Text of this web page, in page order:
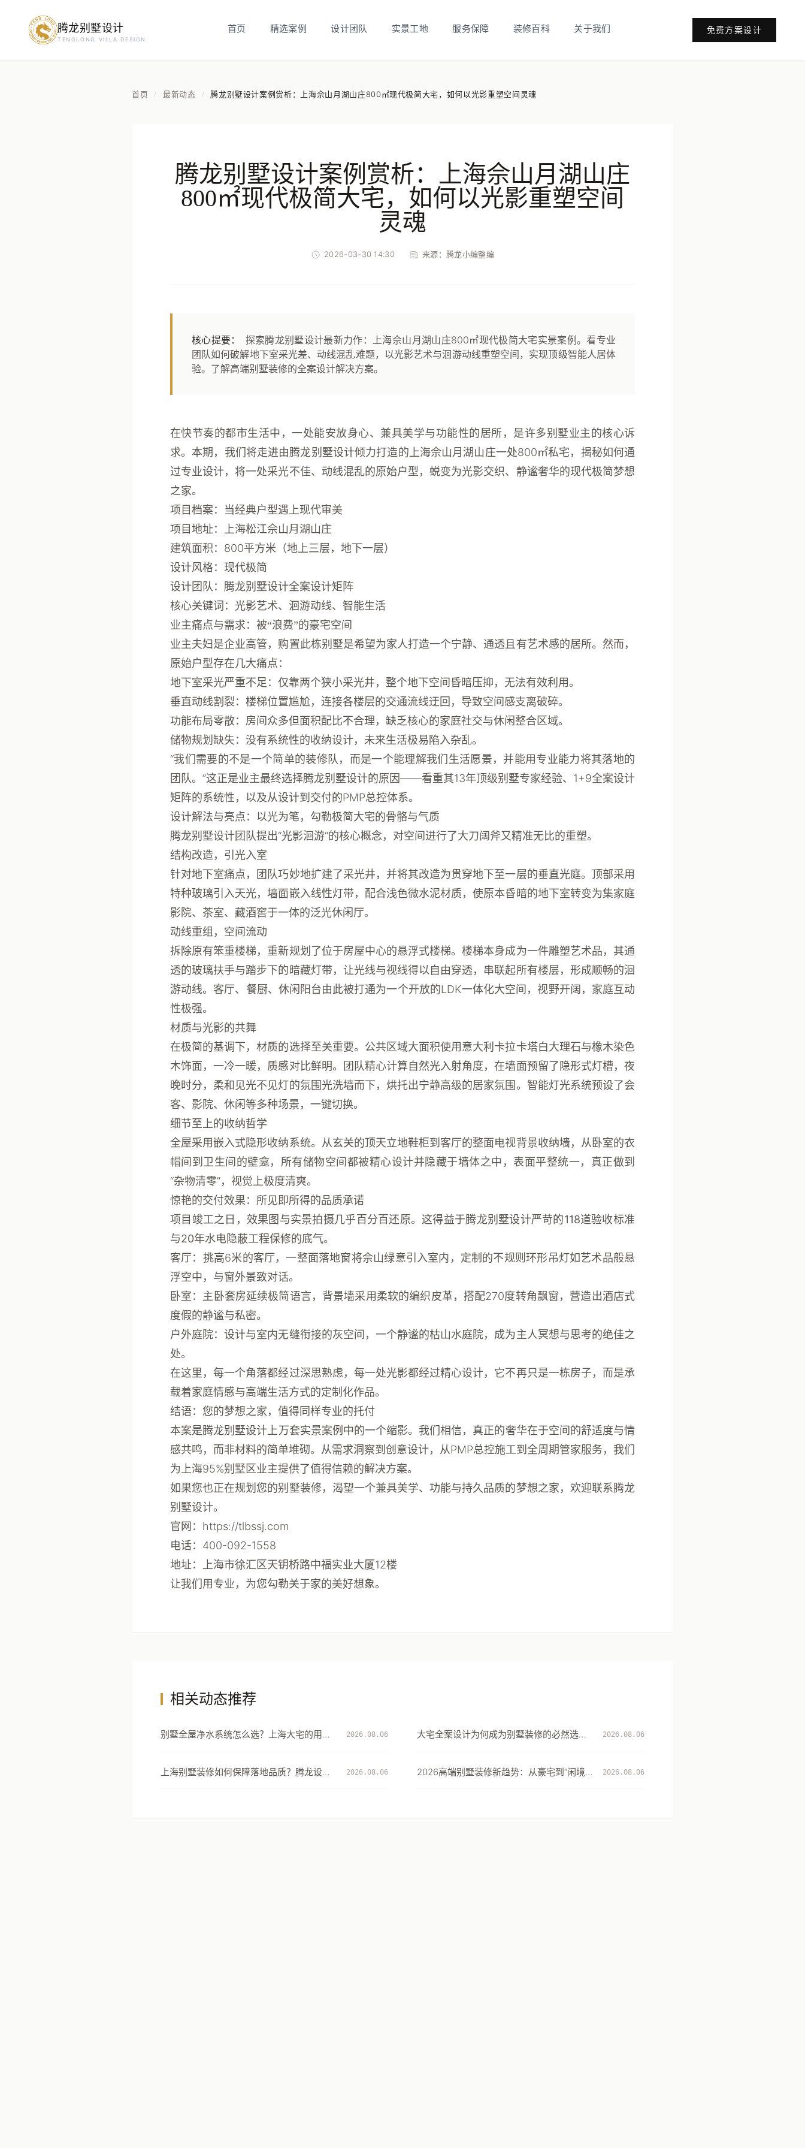
腾龙别墅设计
TENGLONG VILLA DESIGN
首页 精选案例 设计团队 实景工地 服务保障 装修百科 关于我们 免费方案设计
首页 / 最新动态 / 腾龙别墅设计案例赏析：上海佘山月湖山庄800㎡现代极简大宅，如何以光影重塑空间灵魂
腾龙别墅设计案例赏析：上海佘山月湖山庄
800㎡现代极简大宅，如何以光影重塑空间
灵魂
2026-03-30 14:30 来源： 腾龙小编整编
核心提要：
探索腾龙别墅设计最新力作：上海佘山月湖山庄800㎡现代极简大宅实景案例。看专业
团队如何破解地下室采光差、动线混乱难题，以光影艺术与洄游动线重塑空间，实现顶级智能人居体
验。了解高端别墅装修的全案设计解决方案。
在快节奏的都市生活中，一处能安放身心、兼具美学与功能性的居所，是许多别墅业主的核心诉
求。本期，我们将走进由腾龙别墅设计倾力打造的上海佘山月湖山庄一处800㎡私宅，揭秘如何通
过专业设计，将一处采光不佳、动线混乱的原始户型，蜕变为光影交织、静谧奢华的现代极简梦想
之家。
项目档案：当经典户型遇上现代审美
项目地址：上海松江佘山月湖山庄
建筑面积：800平方米（地上三层，地下一层）
设计风格：现代极简
设计团队 ：腾龙别墅设计全案设计矩阵
核心关键词 ：光影艺术、洄游动线、智能生活
业主痛点与需求：被“浪费”的豪宅空间
业主夫妇是企业高管，购置此栋别墅是希望为家人打造一个宁静、通透且有艺术感的居所。然而，
原始户型存在几大痛点：
地下室采光严重不足 ：仅靠两个狭小采光井，整个地下空间昏暗压抑，无法有效利用。
垂直动线割裂：楼梯位置尴尬，连接各楼层的交通流线迂回，导致空间感支离破碎。
功能布局零散：房间众多但面积配比不合理，缺乏核心的家庭社交与休闲整合区域。
储物规划缺失：没有系统性的收纳设计，未来生活极易陷入杂乱。
“我们需要的不是一个简单的装修队，而是一个能理解我们生活愿景，并能用专业能力将其落地的
团队。”这正是业主最终选择腾龙别墅设计的原因——看重其13年顶级别墅专家经验、1+9全案设计
矩阵的系统性，以及从设计到交付的PMP总控体系。
设计解法与亮点：以光为笔，勾勒极简大宅的骨骼与气质
腾龙别墅设计团队提出“光影洄游”的核心概念，对空间进行了大刀阔斧又精准无比的重塑。
结构改造，引光入室
针对地下室痛点，团队巧妙地扩建了采光井，并将其改造为贯穿地下至一层的垂直光庭。顶部采用
特种玻璃引入天光，墙面嵌入线性灯带，配合浅色微水泥材质，使原本昏暗的地下室转变为集家庭
影院、茶室、藏酒窖于一体的泛光休闲厅。
动线重组，空间流动
拆除原有笨重楼梯，重新规划了位于房屋中心的悬浮式楼梯。楼梯本身成为一件雕塑艺术品，其通
透的玻璃扶手与踏步下的暗藏灯带，让光线与视线得以自由穿透，串联起所有楼层，形成顺畅的洄
游动线。客厅、餐厨、休闲阳台由此被打通为一个开放的LDK一体化大空间，视野开阔，家庭互动
性极强。
材质与光影的共舞
在极简的基调下，材质的选择至关重要。公共区域大面积使用意大利卡拉卡塔白大理石与橡木染色
木饰面，一冷一暖，质感对比鲜明。团队精心计算自然光入射角度，在墙面预留了 隐形式灯槽，夜
晚时分，柔和见光不见灯的氛围光洗墙而下，烘托出宁静高级的居家氛围。智能灯光系统预设了会
客、影院、休闲等多种场景，一键切换。
细节至上的收纳哲学
全屋采用嵌入式隐形收纳系统。从玄关的顶天立地鞋柜到客厅的整面电视背景收纳墙，从卧室的衣
帽间到卫生间的壁龛，所有储物空间都被精心设计并隐藏于墙体之中，表面平整统一，真正做到
“杂物清零”，视觉上极度清爽。
惊艳的交付效果：所见即所得的品质承诺
项目竣工之日，效果图与实景拍摄几乎百分百还原。这得益于腾龙别墅设计严苛的118道验收标准
与20年水电隐蔽工程保修的底气。
客厅：挑高6米的客厅，一整面落地窗将佘山绿意引入室内，定制的不规则环形吊灯如艺术品般悬
浮空中，与窗外景致对话。
卧室：主卧套房延续极简语言，背景墙采用柔软的编织皮革，搭配270度转角飘窗，营造出酒店式
度假的静谧与私密。
户外庭院：设计与室内无缝衔接的灰空间，一个静谧的枯山水庭院，成为主人冥想与思考的绝佳之
处。
在这里，每一个角落都经过深思熟虑，每一处光影都经过精心设计，它不再只是一栋房子，而是承
载着家庭情感与高端生活方式的定制化作品。
结语：您的梦想之家，值得同样专业的托付
本案是腾龙别墅设计 上万套实景案例中的一个缩影。我们相信，真正的奢华在于空间的舒适度与情
感共鸣，而非材料的简单堆砌。从需求洞察到创意设计，从PMP总控施工到全周期管家服务，我们
为上海95%别墅区业主提供了值得信赖的解决方案。
如果您也正在规划您的别墅装修，渴望一个兼具美学、功能与持久品质的梦想之家，欢迎联系腾龙
别墅设计。
官网 ：https://tlbssj.com
电话：400-092-1558
地址：上海市徐汇区天钥桥路中福实业大厦12楼
让我们用专业，为您勾勒关于家的美好想象。
相关动态推荐
别墅全屋净水系统怎么选？上海大宅的用水
2026.08.06
大宅全案设计为何成为别墅装修的必然选
2026.08.06
上海别墅装修如何保障落地品质？腾龙设计
2026.08.06
2026高端别墅装修新趋势：从豪宅到“闲境”
2026.08.06
预约设计咨询